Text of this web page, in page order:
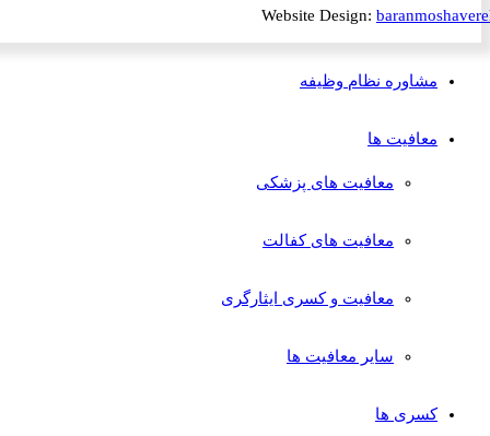
Website Design:
مشاوره نظام وظیفه
معافیت ها
معافیت های پزشکی
معافیت های کفالت
معافیت و کسری ایثارگری
سایر معافیت ها
کسری ها